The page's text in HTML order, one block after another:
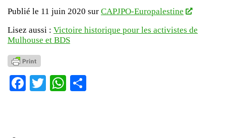
Publié le 11 juin 2020 sur CAPJPO-Europalestine
Lisez aussi : Victoire historique pour les activistes de
Mulhouse et BDS
Facebook
TwitterWhatsApp